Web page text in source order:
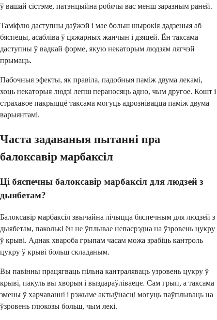
ў вашай сістэме, патэнцыйна робячы вас менш заразным раней.
Таміфлю даступны даўжэй і мае больш шырокія дадзеныя аб
бяспецы, асабліва ў цяжарных жанчын і дзяцей. Ён таксама
даступны ў вадкай форме, якую некаторым людзям лягчэй
прымаць.
Пабочныя эфекты, як правіла, падобныя паміж двума лекамі,
хоць некаторыя людзі лепш пераносяць адно, чым другое. Кошт і
страхавое пакрыццё таксама могуць адрознівацца паміж двума
варыянтамі.
Часта задаваныя пытанні пра
балоксавір марбаксіл
Ці бяспечны балоксавір марбаксіл для людзей з
дыябетам?
Балоксавір марбаксіл звычайна лічыцца бяспечным для людзей з
дыябетам, паколькі ён не ўплывае непасрэдна на ўзровень цукру
ў крыві. Аднак хвароба грыпам часам можа зрабіць кантроль
цукру ў крыві больш складаным.
Вы павінны працягваць пільна кантраляваць узровень цукру ў
крыві, пакуль вы хворыя і выздараўліваеце. Сам грып, а таксама
змены ў харчаванні і рэжыме актыўнасці могуць паўплываць на
ўзровень глюкозы больш, чым лекі.